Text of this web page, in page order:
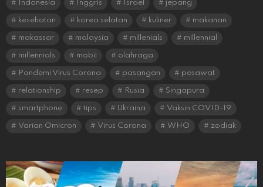
Indonesia Inggris Israel jepang
kesehatan korea selatan kuliner makanan
makassar malaysia millenials millennial
millennials mobil olahraga
Pandemi Virus Corona pasangan pesawat
relationship resep Rusia Singapura
smartphone tips Ukraina Vaksin COVID-19
Varian Omicron Virus Corona WHO zodiak